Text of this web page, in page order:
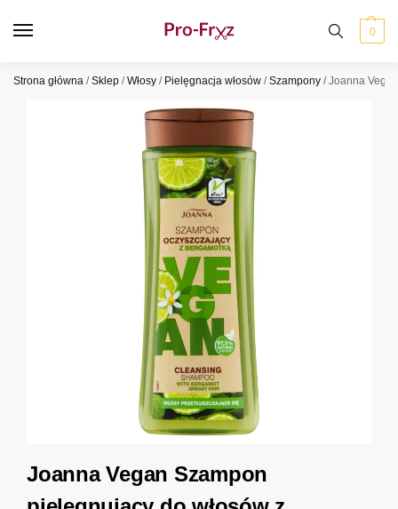
0
Strona główna /Sklep /Włosy / Pielęgnacja włosów /Szampony /Joanna
Joanna Vegan Szampon